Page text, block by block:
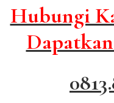
Hubungi